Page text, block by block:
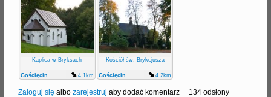
Kaplica w Bryksach
Gościęcin 4.1km
Kościół św. Brykcjusza
Gościęcin 4.2km
Zaloguj się albo zarejestruj aby dodać komentarz 134 odsłony